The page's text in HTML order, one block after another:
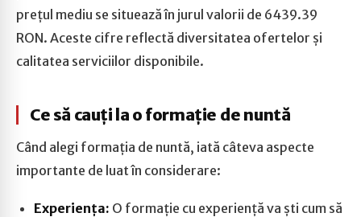
prețul mediu se situează în jurul valorii de 6439.39
RON. Aceste cifre reflectă diversitatea ofertelor și
calitatea serviciilor disponibile.
Ce să cauți la o formație de nuntă
Când alegi formația de nuntă, iată câteva aspecte
importante de luat în considerare:
Experiența: O formație cu experiență va ști cum să